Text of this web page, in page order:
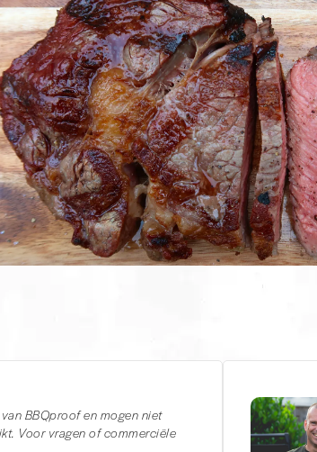
BBQproof en mogen niet
Voor vragen of commerciële